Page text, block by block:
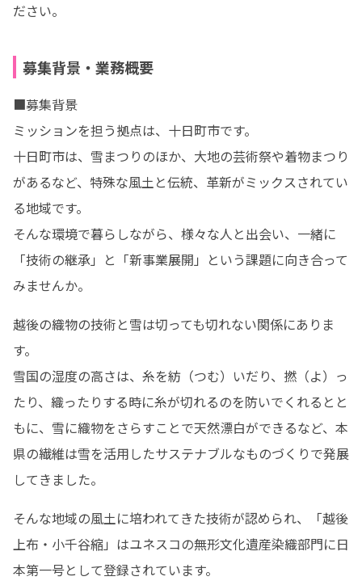
ださい。
募集背景・業務概要
■募集背景
ミッションを担う拠点は、十日町市です。
十日町市は、雪まつりのほか、大地の芸術祭や着物まつり
があるなど、特殊な風土と伝統、革新がミックスされてい
る地域です。
そんな環境で暮らしながら、様々な人と出会い、一緒に
「技術の継承」と「新事業展開」という課題に向き合って
みませんか。
越後の織物の技術と雪は切っても切れない関係にありま
す。
雪国の湿度の高さは、糸を紡（つむ）いだり、撚（よ）っ
たり、織ったりする時に糸が切れるのを防いでくれるとと
もに、雪に織物をさらすことで天然漂白ができるなど、本
県の繊維は雪を活用したサステナブルなものづくりで発展
してきました。
そんな地域の風土に培われてきた技術が認められ、「越後
上布・小千谷縮」はユネスコの無形文化遺産染織部門に日
本第一号として登録されています。